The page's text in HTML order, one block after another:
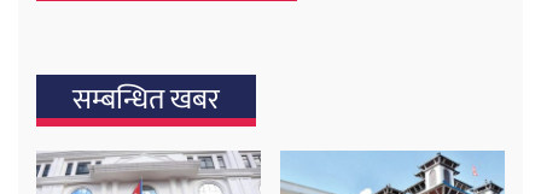
सम्बन्धित खबर